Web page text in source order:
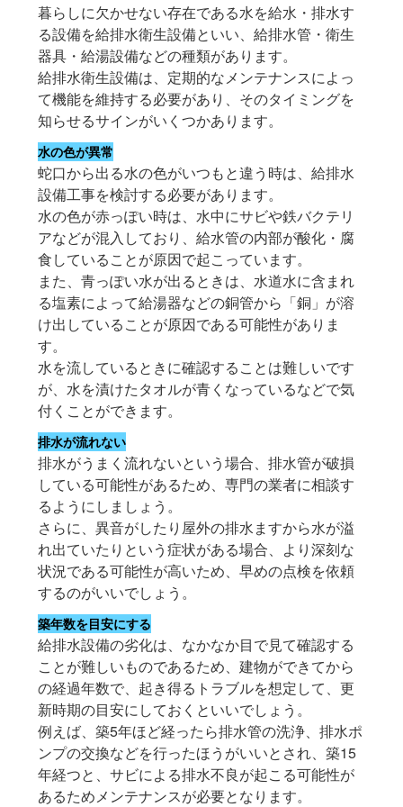
暮らしに欠かせない存在である水を給水・排水す
る設備を給排水衛生設備といい、給排水管・衛生
器具・給湯設備などの種類があります。
給排水衛生設備は、定期的なメンテナンスによっ
て機能を維持する必要があり、そのタイミングを
知らせるサインがいくつかあります。
水の色が異常
蛇口から出る水の色がいつもと違う時は、給排水
設備工事を検討する必要があります。
水の色が赤っぽい時は、水中にサビや鉄バクテリ
アなどが混入しており、給水管の内部が酸化・腐
食していることが原因で起こっています。
また、青っぽい水が出るときは、水道水に含まれ
る塩素によって給湯器などの銅管から「銅」が溶
け出していることが原因である可能性がありま
す。
水を流しているときに確認することは難しいです
が、水を漬けたタオルが青くなっているなどで気
付くことができます。
排水が流れない
排水がうまく流れないという場合、排水管が破損
している可能性があるため、専門の業者に相談す
るようにしましょう。
さらに、異音がしたり屋外の排水ますから水が溢
れ出ていたりという症状がある場合、より深刻な
状況である可能性が高いため、早めの点検を依頼
するのがいいでしょう。
築年数を目安にする
給排水設備の劣化は、なかなか目で見て確認する
ことが難しいものであるため、建物ができてから
の経過年数で、起き得るトラブルを想定して、更
新時期の目安にしておくといいでしょう。
例えば、築5年ほど経ったら排水管の洗浄、排水ポ
ンプの交換などを行ったほうがいいとされ、築15
年経つと、サビによる排水不良が起こる可能性が
あるためメンテナンスが必要となります。